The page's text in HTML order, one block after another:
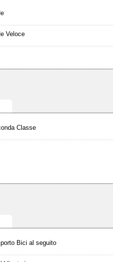
Veloce
Classe
Bici al seguito